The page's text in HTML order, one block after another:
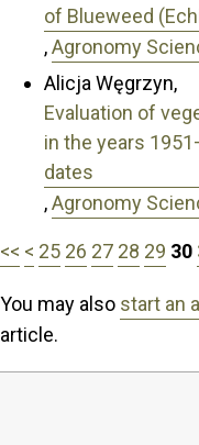
of Blueweed
,Agronomy
Alicja Węgrzyn,
Evaluation of
in the years
dates
,Agronomy
<< < 25 26 27 28 29 30
You may also start an
article.